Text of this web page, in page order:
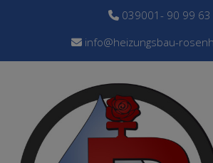
039001- 90 99 63
info@heizungsbau-